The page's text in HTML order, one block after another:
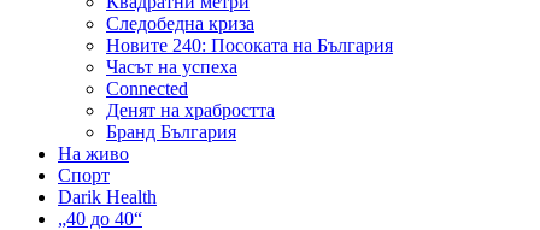
Следобедна криза
Новите 240: Посоката на България
Часът на успеха
Connected
Денят на храбростта
Бранд България
На живо
Спорт
Darik Health
„40 до 40“